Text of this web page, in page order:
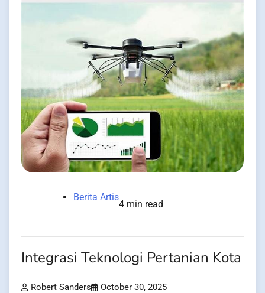
Berita Artis
4 min read
Integrasi Teknologi Pertanian Kota
Robert Sanders October 30, 2025